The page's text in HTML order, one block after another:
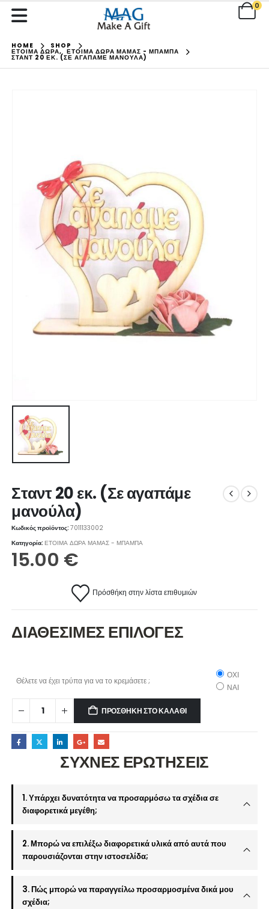
0
HOME SHOP
ΕΤΟΙΜΑ ΔΩΡΑ, ΕΤΟΙΜΑ ΔΩΡΑ ΜΑΜΑΣ - ΜΠΑΜΠΑ
ΣΤΑΝΤ 20 ΕΚ. (ΣΕ ΑΓΑΠΆΜΕ ΜΑΝΟΎΛΑ)
Σταντ 20 εκ. (Σε αγαπάμε
μανούλα)
Κωδικός προϊόντος:7011133002
Κατηγορία:ΕΤΟΙΜΑ ΔΩΡΑ ΜΑΜΑΣ - ΜΠΑΜΠΑ
15.00 €
Πρόσθήκη στην λίστα επιθυμιών
ΔΙΑΘΕΣΙΜΕΣ ΕΠΙΛΟΓΕΣ
Θέλετε να έχει τρύπα για να το κρεμάσετε ;
ΟΧΙ
ΝΑΙ
ΠΡΟΣΘΉΚΗ ΣΤΟ ΚΑΛΆΘΙ
ΣΥΧΝΕΣ ΕΡΩΤΗΣΕΙΣ
1. Υπάρχει δυνατότητα να προσαρμόσω τα σχέδια σε
διαφορετικά μεγέθη;
2. Μπορώ να επιλέξω διαφορετικά υλικά από αυτά που
παρουσιάζονται στην ιστοσελίδα;
3. Πώς μπορώ να παραγγείλω προσαρμοσμένα δικά μου
σχέδια;